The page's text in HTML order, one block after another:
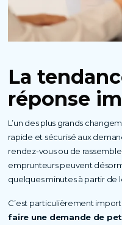
La
réponse
L’un des plus grands
rapide et sécurisé aux
rendez-vous ou de
emprunteurs peuvent
quelques minutes à partir de
C’est particulièrement
faire une demande de